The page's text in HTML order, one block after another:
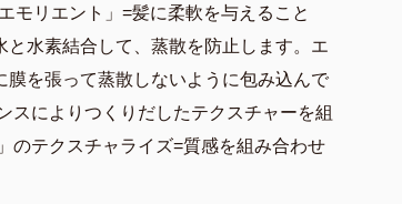
モリエント」=髪に柔軟を与えること
水素結合して、蒸散を防止します。エ
を張って蒸散しないように包み込んで
スによりつくりだしたテクスチャーを組
のテクスチャライズ=質感を組み合わせ